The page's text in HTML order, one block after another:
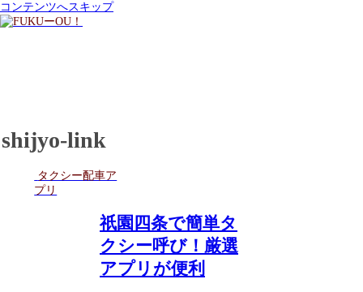
コンテンツへスキップ
shijyo-link
タクシー配車ア
プリ
祇園四条で簡単タ
クシー呼び！厳選
アプリが便利